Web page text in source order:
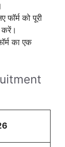
को पूरी
का एक